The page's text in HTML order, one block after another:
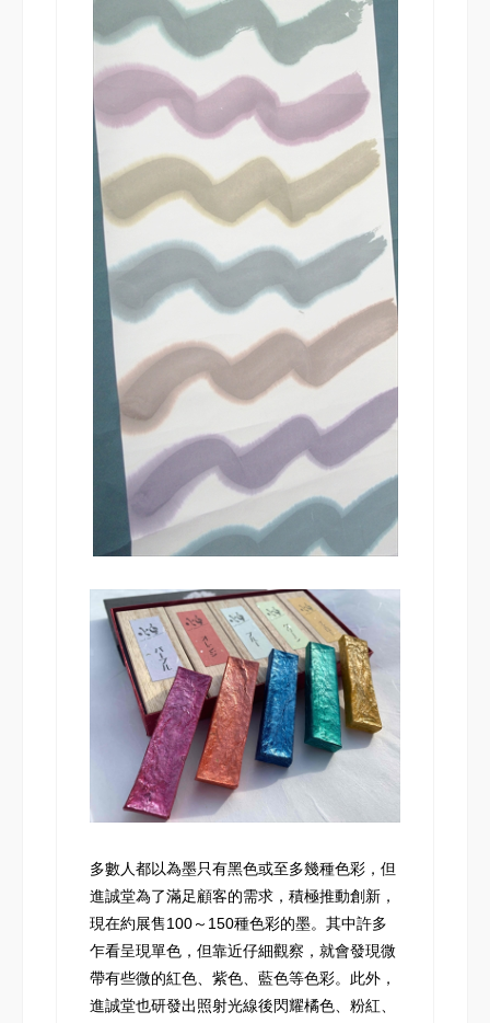
多數人都以為墨只有黑色或至多幾種色彩，但
進誠堂為了滿足顧客的需求，積極推動創新，
現在約展售100～150種色彩的墨。其中許多
乍看呈現單色，但靠近仔細觀察，就會發現微
帶有些微的紅色、紫色、藍色等色彩。此外，
進誠堂也研發出照射光線後閃耀橘色、粉紅、